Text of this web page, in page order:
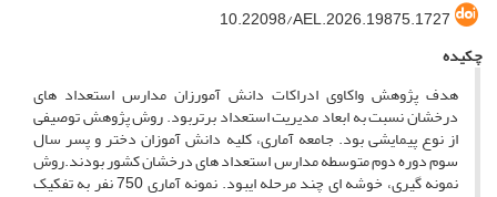
10.22098/AEL.2026.19875.1727
چکیده
هدف پژوهش واکاوی ادراکات دانش آمورزان مدارس استعداد های
درخشان نسبت به ابعاد مدیریت استعداد برتربود. روش پژوهش توصیفی
از نوع پیمایشی بود. جامعه آماری، کلیه دانش آموزان دختر و پسر سال
سوم دوره دوم متوسطه مدارس استعداد های درخشان کشور بودند.روش
نمونه گیری، خوشه ای چند مرحله ایبود. نمونه آماری 750 نفر به تفکیک